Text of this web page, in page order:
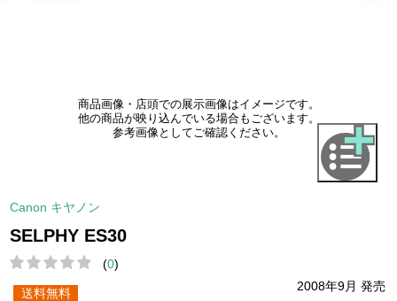
商品画像・店頭での展示画像はイメージです。
他の商品が映り込んでいる場合もございます。
参考画像としてご確認ください。
Canon キヤノン
SELPHY ES30
(0)
2008年9月 発売
送料無料